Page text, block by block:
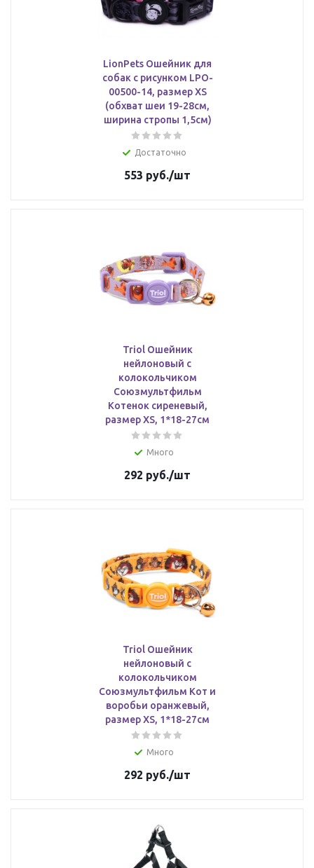
LionPets Ошейник для
собак с рисунком LPO-
00500-14, размер XS
(обхват шеи 19-28см,
ширина стропы 1,5см)
Достаточно
553 руб./шт
Triol Ошейник
нейлоновый с
колокольчиком
Союзмультфильм
Котенок сиреневый,
размер XS, 1*18-27см
Много
292 руб./шт
Triol Ошейник
нейлоновый с
колокольчиком
Союзмультфильм Кот и
воробьи оранжевый,
размер XS, 1*18-27см
Много
292 руб./шт